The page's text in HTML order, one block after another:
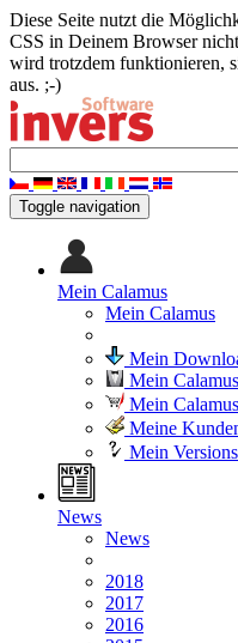
Diese Seite nutzt die
CSS in Deinem Browser
wird trotzdem funktionieren,
aus. ;-)
Toggle navigation
Mein Calamus
Mein Calamus
Mein
Mein
Mein
Meine
Mein
News
News
2018
2017
2016